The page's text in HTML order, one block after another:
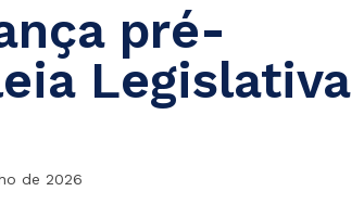
pré-
Legislativa
de 2026